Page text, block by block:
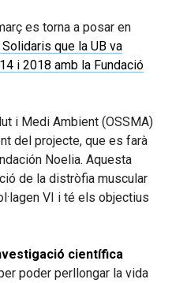
es torna a posar en
que la UB va
i 2018 amb la Fundació
i Medi Ambient (OSSMA)
del projecte, que es farà
Noelia. Aquesta
de la distròfia muscular
VI i té els objectius
científica
poder perllongar la vida